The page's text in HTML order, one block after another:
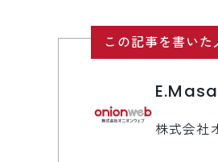
この記事を書いた
株式会社